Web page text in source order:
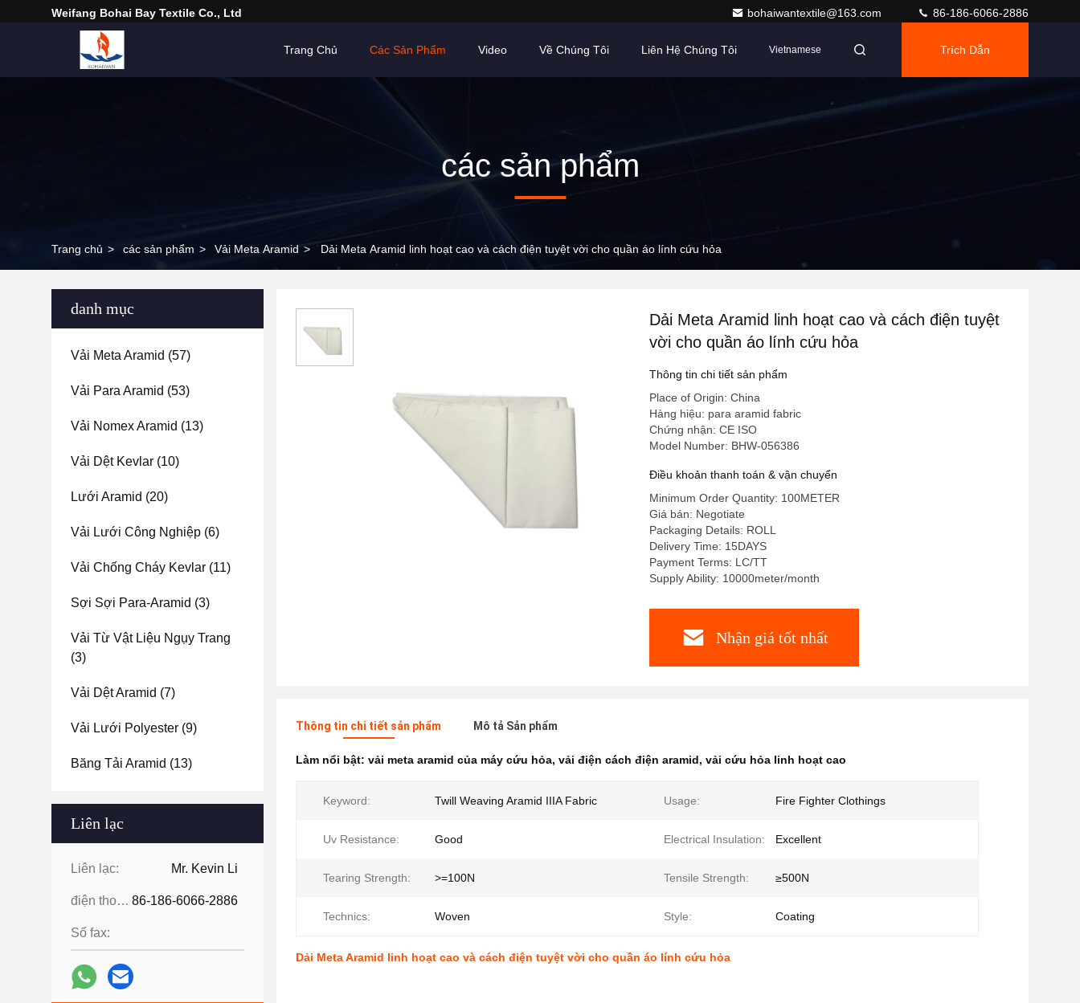
Weifang Bohai Bay Textile Co., Ltd bohaiwantextile@163.com 86-186-6066-2886
Trang Chủ Các Sản Phẩm Video Về Chúng Tôi Liên Hệ Chúng Tôi Vietnamese Trích Dẫn
các sản phẩm
Trang chủ > các sản phẩm > Vải Meta Aramid > Dải Meta Aramid linh hoạt cao và cách điện tuyệt vời cho quần áo lính cứu hỏa
danh mục
Vải Meta Aramid (57)
Vải Para Aramid (53)
Vải Nomex Aramid (13)
Vải Dệt Kevlar (10)
Lưới Aramid (20)
Vải Lưới Công Nghiệp (6)
Vải Chống Cháy Kevlar (11)
Sợi Sợi Para-Aramid (3)
Vải Từ Vật Liệu Ngụy Trang
(3)
Vải Dệt Aramid (7)
Vải Lưới Polyester (9)
Băng Tải Aramid (13)
Liên lạc
Liên lạc: Mr. Kevin Li
điện thoại: 86-186-6066-2886
Số fax:
Dải Meta Aramid linh hoạt cao và cách điện tuyệt
vời cho quần áo lính cứu hỏa
Thông tin chi tiết sản phẩm
Place of Origin: China
Hàng hiệu: para aramid fabric
Chứng nhận: CE ISO
Model Number: BHW-056386
Điều khoản thanh toán & vận chuyển
Minimum Order Quantity: 100METER
Giá bán: Negotiate
Packaging Details: ROLL
Delivery Time: 15DAYS
Payment Terms: LC/TT
Supply Ability: 10000meter/month
Nhận giá tốt nhất
Thông tin chi tiết sản phẩm Mô tả Sản phẩm
Làm nổi bật: vải meta aramid của máy cứu hỏa, vải điện cách điện aramid, vải cứu hỏa linh hoạt cao
Keyword: Twill Weaving Aramid IIIA Fabric Usage: Fire Fighter Clothings
Uv Resistance: Good Electrical Insulation: Excellent
Tearing Strength: >=100N Tensile Strength: ≥500N
Technics: Woven Style: Coating
Dải Meta Aramid linh hoạt cao và cách điện tuyệt vời cho quần áo lính cứu hỏa